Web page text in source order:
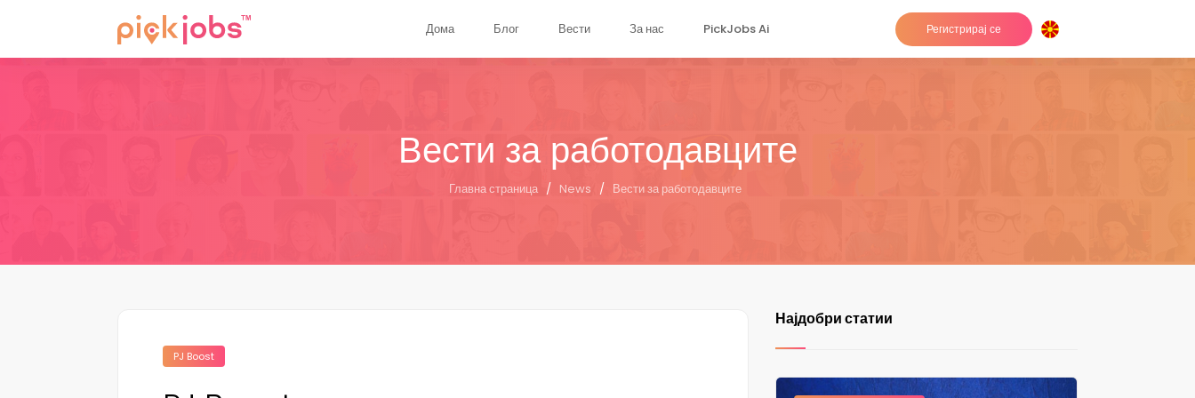
Дома Блог Вести За нас PickJobs Ai Регистрирај се
Вести за работодавците
Главна страница / News / Вести за работодавците
PJ Boost
Најдобри статии